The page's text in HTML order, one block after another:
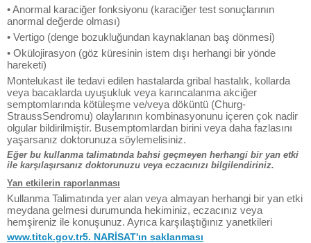
• Anormal karaciğer fonksiyonu (karaciğer test sonuçlarının
anormal değerde olması)
• Vertigo (denge bozukluğundan kaynaklanan baş dönmesi)
• Okülojirasyon (göz küresinin istem dışı herhangi bir yönde
hareketi)
Montelukast ile tedavi edilen hastalarda gribal hastalık, kollarda
veya bacaklarda uyuşukluk veya karıncalanma akciğer
semptomlarında kötüleşme ve/veya döküntü (Churg-
StraussSendromu) olaylarının kombinasyonunu içeren çok nadir
olgular bildirilmiştir. Busemptomlardan birini veya daha fazlasını
yaşarsanız doktorunuza söylemelisiniz.
Eğer bu kullanma talimatında bahsi geçmeyen herhangi bir yan etki
ile karşılaşırsanız doktorunuzu veya eczacınızı bilgilendiriniz.
Yan etkilerin raporlanması
Kullanma Talimatında yer alan veya almayan herhangi bir yan etki
meydana gelmesi durumunda hekiminiz, eczacınız veya
hemşireniz ile konuşunuz. Ayrıca karşılaştığınız yanetkileri
www.titck.gov.tr5. NARİSAT'ın saklanması